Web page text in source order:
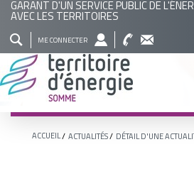
GARANT D'UN SERVICE PUBLIC DE
AVEC LES TERRITOIRES
ME CONNECTER
RECHERCHER
ACCUEIL ACTUALITÉS DÉTAIL D'UNE
QUI
SOMMES
NOUS
NOS
ACTIONS
ACTUALITÉS
AGENDA
BASE
DOCUMENTAIRE